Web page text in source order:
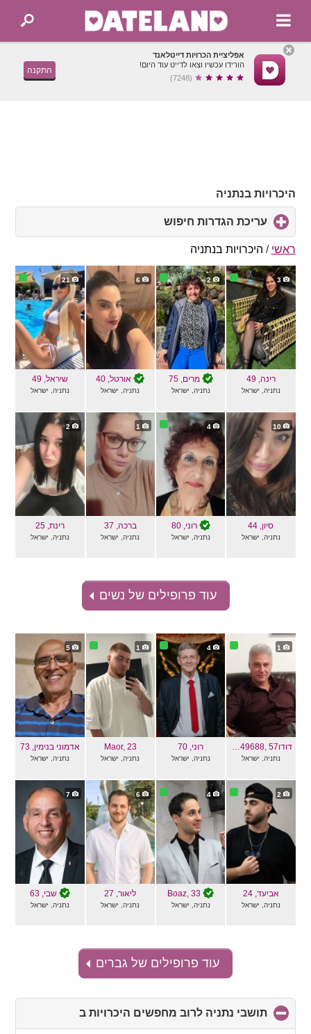
אפליציית הכרויות דייטלאנד
הורידו עכשיו וצאו לדייט עוד היום!
(7248)
התקנה
היכרויות בנתניה
עריכת הגדרות חיפוש
to
contents
ראשי / היכרויות בנתניה
3
רינה, 49
נתניה, ישראל
2
מרים, 75
נתניה, ישראל
6
אורטל, 40
נתניה, ישראל
21
שיראל, 49
נתניה, ישראל
10
סיון, 44
נתניה, ישראל
4
רוני, 80
נתניה, ישראל
1
ברכה, 37
נתניה, ישראל
2
רינת, 25
נתניה, ישראל
עוד פרופילים של נשים
1
דודוdudu0505449688 , 57
נתניה, ישראל
4
רוני, 70
נתניה, ישראל
1
Maor, 23
נתניה, ישראל
5
אדמוני בנימין, 73
נתניה, ישראל
2
אביעד, 24
נתניה, ישראל
4
Boaz, 33
נתניה, ישראל
6
ליאור, 27
נתניה, ישראל
7
שבי, 63
נתניה, ישראל
עוד פרופילים של גברים
תושבי נתניה לרוב מחפשים היכרויות ב
to